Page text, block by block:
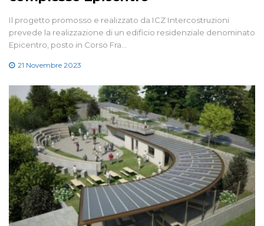
Il progetto promosso e realizzato da ICZ Intercostruzioni
prevede la realizzazione di un edificio residenziale denominato
Epicentro, posto in Corso Fra…
21 Novembre 2023